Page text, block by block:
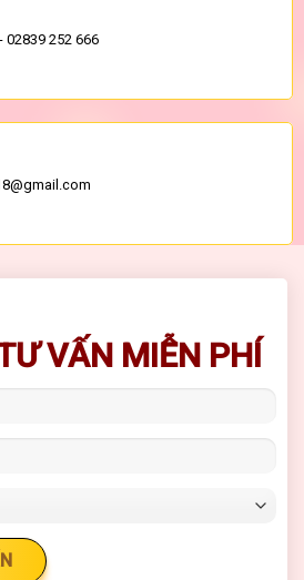
02839 252 666
VẤN MIỄN PHÍ